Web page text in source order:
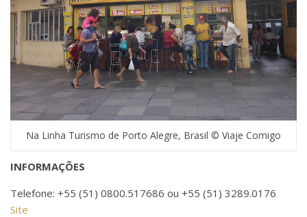
Na Linha Turismo de Porto Alegre, Brasil © Viaje Comigo
INFORMAÇÕES
Telefone: +55 (51) 0800.517686 ou +55 (51) 3289.0176
Site